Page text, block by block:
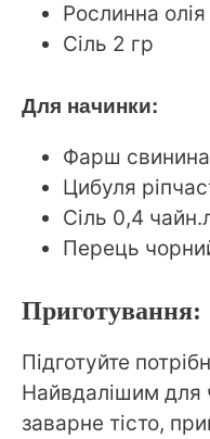
Рослинна
Сіль 2 гр
Для начинки:
Фарш
Цибуля
Сіль 0,4
Перець
Приготування:
Підготуйте
Найвдалішим для
заварне тісто,